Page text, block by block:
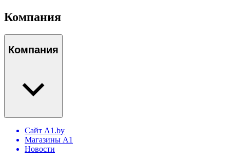
Компания
Компания
Сайт A1.by
Магазины А1
Новости